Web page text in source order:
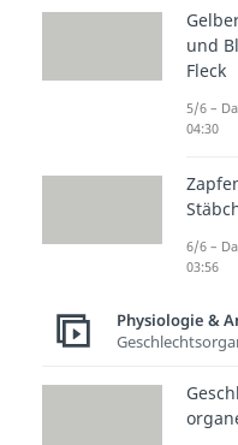
Form
und
Da
fungiert,
Aufbau
Das zu
und
Fleck
5/6 –
04:30
6/6 –
03:56
Physiologie &